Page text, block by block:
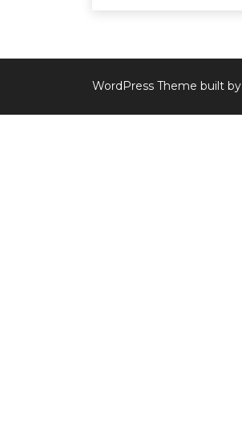
WordPress Theme built by